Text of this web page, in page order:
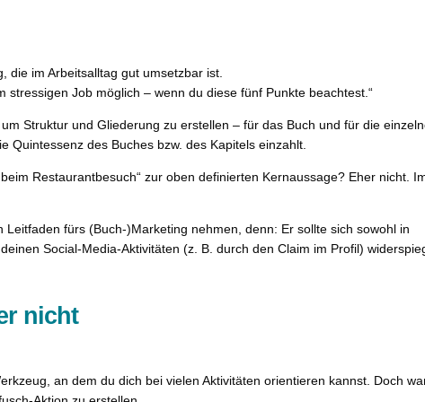
die im Arbeitsalltag gut umsetzbar ist.
stressigen Job möglich – wenn du diese fünf Punkte beachtest.“
Struktur und Gliederung zu erstellen – für das Buch und für die
Quintessenz des Buches bzw. des Kapitels einzahlt.
Restaurantbesuch“ zur oben definierten Kernaussage? Eher nicht.
Leitfaden fürs (Buch-)Marketing nehmen, denn: Er sollte sich sowohl in
Social-Media-Aktivitäten (z. B. durch den Claim im Profil)
nicht
an dem du dich bei vielen Aktivitäten orientieren kannst. Doch